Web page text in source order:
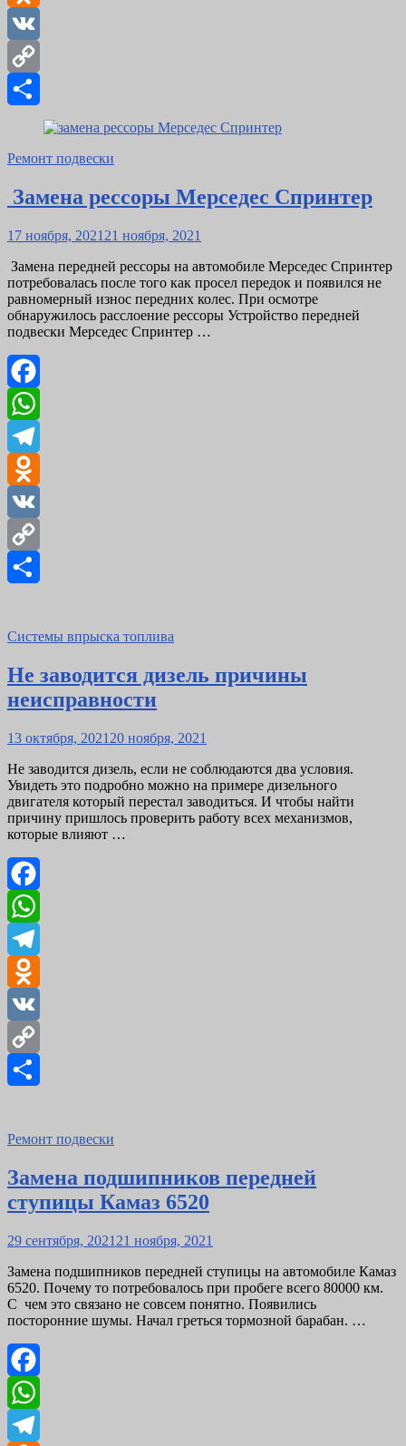
Odnoklassniki
VK
Copy
Отправить
Ремонт подвески
Замена рессоры Мерседес Спринтер
Posted
17 ноября, 2021 21 ноября, 2021
Замена передней рессоры на автомобиле Мерседес Спринтер
потребовалась после того как просел передок и появился не
равномерный износ передних колес. При осмотре
обнаружилось расслоение рессоры Устройство передней
подвески Мерседес Спринтер …
Facebook
WhatsApp
Telegram
Odnoklassniki
VK
Copy
Системы впрыска топлива
Не заводится дизель причины
неисправности
Posted
13 октября, 2021 20 ноября, 2021
Не заводится дизель, если не соблюдаются два условия.
Увидеть это подробно можно на примере дизельного
двигателя который перестал заводиться. И чтобы найти
причину пришлось проверить работу всех механизмов,
которые влияют …
Facebook
WhatsApp
Telegram
Odnoklassniki
VK
Copy
Ремонт подвески
Замена подшипников передней
ступицы Камаз 6520
Posted
29 сентября, 2021 21 ноября, 2021
Замена подшипников передней ступицы на автомобиле Камаз
6520. Почему то потребовалось при пробеге всего 80000 км.
С чем это связано не совсем понятно. Появились
посторонние шумы. Начал греться тормозной барабан. …
Facebook
WhatsApp